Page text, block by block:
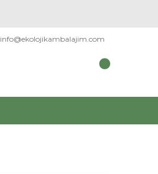
info@ekolojikambalajim.com